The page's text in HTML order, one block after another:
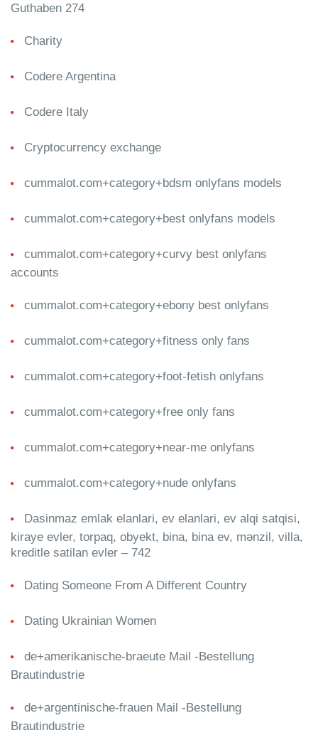
Guthaben 274
Charity
Codere Argentina
Codere Italy
Cryptocurrency exchange
cummalot.com+category+bdsm onlyfans models
cummalot.com+category+best onlyfans models
cummalot.com+category+curvy best onlyfans
accounts
cummalot.com+category+ebony best onlyfans
cummalot.com+category+fitness only fans
cummalot.com+category+foot-fetish onlyfans
cummalot.com+category+free only fans
cummalot.com+category+near-me onlyfans
cummalot.com+category+nude onlyfans
Dasinmaz emlak elanlari, ev elanlari, ev alqi satqisi,
kiraye evler, torpaq, obyekt, bina, bina ev, mənzil, villa,
kreditle satilan evler – 742
Dating Someone From A Different Country
Dating Ukrainian Women
de+amerikanische-braeute Mail -Bestellung
Brautindustrie
de+argentinische-frauen Mail -Bestellung
Brautindustrie